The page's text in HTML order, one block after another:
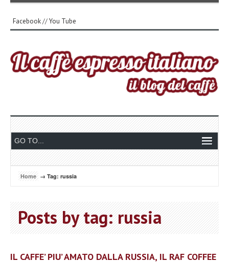
Facebook//You Tube
Home → Tag: russia
Posts by tag: russia
IL CAFFE’ PIU’ AMATO DALLA RUSSIA, IL RAF COFFEE